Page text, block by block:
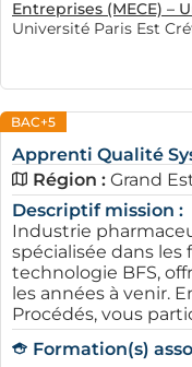
Enfin,AFi24 propose
événements locaux
journées portes
rencontres
idéales pour
recruteurs
votre quête pour un
Avec un marché
trouver une
Mulhouse n'a jamais
AFi24, vous
chances de succès.
Entreprises (MECE) –
Université Paris Est
BAC+5
Apprenti Qualité
Région : Grand
Descriptif mission :
Industrie
spécialisée dans les
technologie BFS,
les années à venir.
Procédés, vous
Formation(s)